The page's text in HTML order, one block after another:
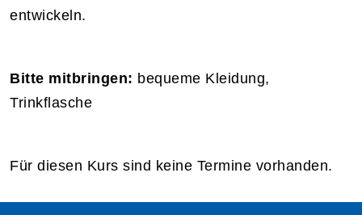
entwickeln.
Bitte mitbringen: bequeme Kleidung,
Trinkflasche
Für diesen Kurs sind keine Termine vorhanden.